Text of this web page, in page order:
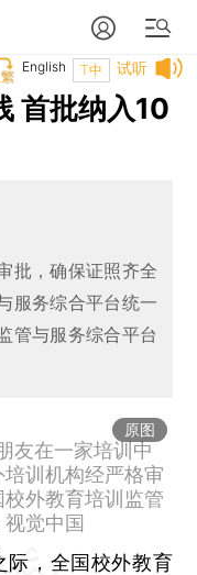
试听
T中
English
首批纳入10
批，确保证照齐全
服务综合平台统一
管与服务综合平台
原图
友在一家培训中
训机构经严格审
外教育培训监管
觉中国
际，全国校外教育